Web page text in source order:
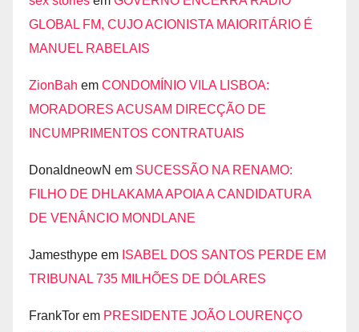
GLOBAL FM, CUJO ACIONISTA MAIORITÁRIO É
MANUEL RABELAIS
ZionBah em CONDOMÍNIO VILA LISBOA:
MORADORES ACUSAM DIRECÇÃO DE
INCUMPRIMENTOS CONTRATUAIS
DonaldneowN em SUCESSÃO NA RENAMO:
FILHO DE DHLAKAMA APOIA A CANDIDATURA
DE VENÂNCIO MONDLANE
Jamesthype em ISABEL DOS SANTOS PERDE EM
TRIBUNAL 735 MILHÕES DE DÓLARES
FrankTor em PRESIDENTE JOÃO LOURENÇO